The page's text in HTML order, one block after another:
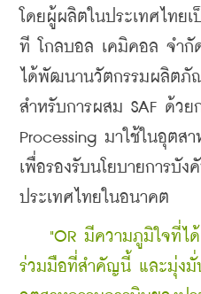
โดยผู้ผลิตในประเทศไท
ที โกลบอล เคมิคอล จำ
ได้พัฒนานวัตกรรมผลิตภั
สำหรับการผสม SAF ด้วย
Processing มาใช้ในอุตส
เพื่อรองรับนโยบายการบัง
ประเทศไทยในอนาคต
"OR มีความภูมิใจที่ได้
ร่วมมือที่สำคัญนี้ และมุ่งมั่